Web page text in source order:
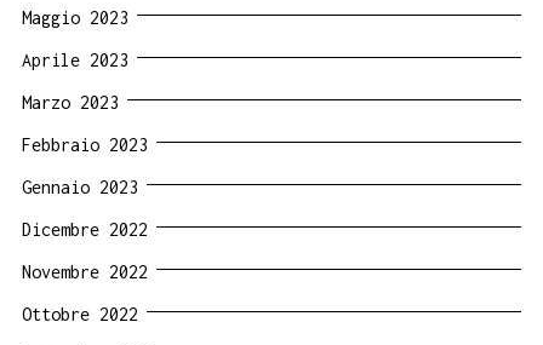
Maggio 2023
Aprile 2023
Marzo 2023
Febbraio 2023
Gennaio 2023
Dicembre 2022
Novembre 2022
Ottobre 2022